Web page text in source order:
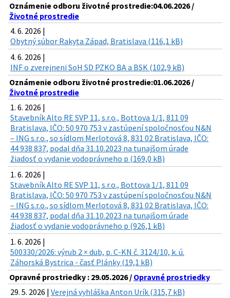
Oznámenie odboru životné prostredie:04.06.2026 /
Životné prostredie
4. 6. 2026 |
Obytný súbor Rakyta Západ, Bratislava (116,1 kB)
4. 6. 2026 |
INF o zverejneni SoH SD PZKO BA a BSK (102,9 kB)
Oznámenie odboru životné prostredie:01.06.2026 /
Životné prostredie
1. 6. 2026 |
Stavebník Alto RE SVP 11, s.r.o., Bottova 1/1, 811 09
Bratislava, IČO: 50 970 753 v zastúpení spoločnosťou N&N
– ING s.r.o., so sídlom Merlotová 8, 831 02 Bratislava, IČO:
44 938 837, podal dňa 31.10.2023 na tunajšom úrade
žiadosť o vydanie vodoprávneho p (169,0 kB)
1. 6. 2026 |
Stavebník Alto RE SVP 11, s.r.o., Bottova 1/1, 811 09
Bratislava, IČO: 50 970 753 v zastúpení spoločnosťou N&N
– ING s.r.o., so sídlom Merlotová 8, 831 02 Bratislava, IČO:
44 938 837, podal dňa 31.10.2023 na tunajšom úrade
žiadosť o vydanie vodoprávneho p (926,1 kB)
1. 6. 2026 |
500330/2026: výrub 2 × dub, p. C-KN č. 3124/10, k. ú.
Záhorská Bystrica - časť Plánky (19,1 kB)
Opravné prostriedky : 29.05.2026 / Opravné prostriedky
29. 5. 2026 | Verejná vyhláška Anton Urík (315,7 kB)